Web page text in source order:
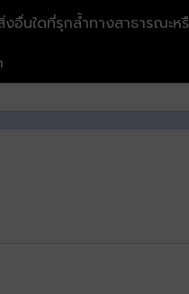
อื่นใดที่รุกล้ำทางสาธารณะ